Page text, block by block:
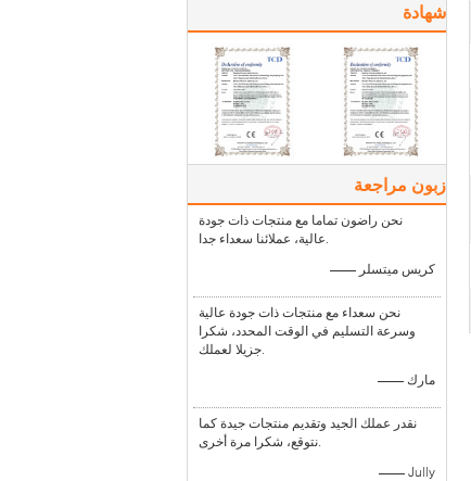
شهادة
زبون مراجعة
نحن راضون تماما مع منتجات ذات جودة
عالية، عملائنا سعداء جدا.
—— كريس ميتسلر
نحن سعداء مع منتجات ذات جودة عالية
وسرعة التسليم في الوقت المحدد، شكرا
جزيلا لعملك.
—— مارك
نقدر عملك الجيد وتقديم منتجات جيدة كما
نتوقع، شكرا مرة أخرى.
—— Jully